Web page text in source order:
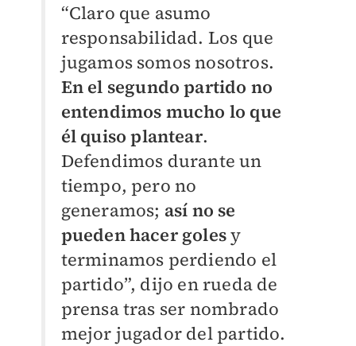
“Claro que asumo
responsabilidad. Los que
jugamos somos nosotros.
En el segundo partido no
entendimos mucho lo que
él quiso plantear.
Defendimos durante un
tiempo, pero no
generamos; así no se
pueden hacer golesy
terminamos perdiendo el
partido”, dijo en rueda de
prensa tras ser nombrado
mejor jugador del partido.